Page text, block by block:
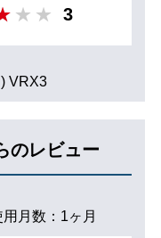
3
VRX3
のレビュー
月数： 1ヶ月